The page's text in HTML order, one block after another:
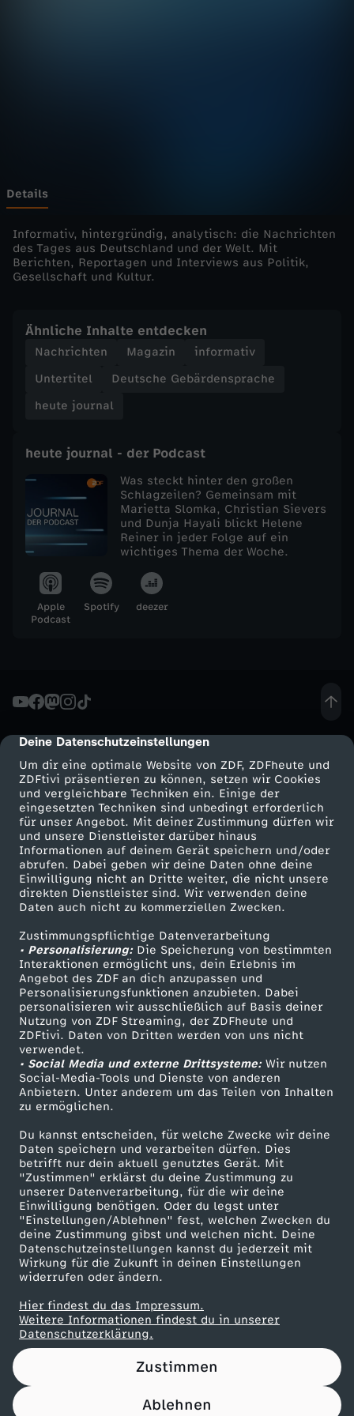
cmp-dialog-description
Deine Datenschutzeinstellungen
Um dir eine optimale Website von ZDF, ZDFheute und
ZDFtivi präsentieren zu können, setzen wir Cookies
und vergleichbare Techniken ein. Einige der
eingesetzten Techniken sind unbedingt erforderlich
für unser Angebot. Mit deiner Zustimmung dürfen wir
und unsere Dienstleister darüber hinaus
Informationen auf deinem Gerät speichern und/oder
abrufen. Dabei geben wir deine Daten ohne deine
Einwilligung nicht an Dritte weiter, die nicht unsere
direkten Dienstleister sind. Wir verwenden deine
Daten auch nicht zu kommerziellen Zwecken.
Zustimmungspflichtige Datenverarbeitung
• Personalisierung:Die Speicherung von bestimmten
Interaktionen ermöglicht uns, dein Erlebnis im
Angebot des ZDF an dich anzupassen und
Personalisierungsfunktionen anzubieten. Dabei
personalisieren wir ausschließlich auf Basis deiner
Nutzung von ZDF Streaming, der ZDFheute und
ZDFtivi. Daten von Dritten werden von uns nicht
verwendet.
• Social Media und externe Drittsysteme:Wir nutzen
Social-Media-Tools und Dienste von anderen
Anbietern. Unter anderem um das Teilen von Inhalten
zu ermöglichen.
Du kannst entscheiden, für welche Zwecke wir deine
Daten speichern und verarbeiten dürfen. Dies
betrifft nur dein aktuell genutztes Gerät. Mit
"Zustimmen" erklärst du deine Zustimmung zu
unserer Datenverarbeitung, für die wir deine
Einwilligung benötigen. Oder du legst unter
"Einstellungen/Ablehnen" fest, welchen Zwecken du
deine Zustimmung gibst und welchen nicht. Deine
Datenschutzeinstellungen kannst du jederzeit mit
Wirkung für die Zukunft in deinen Einstellungen
widerrufen oder ändern.
Hier findest du das Impressum.
Weitere Informationen findest du in unserer
Datenschutzerklärung.
Zustimmen
Ablehnen
-
h
e
t
e
o
u
r
n
a
v
o
m
9
.
N
o
v
e
m
b
e
r
2
0
2
4
Details
Informativ, hintergründig, analytisch: die Nachrichten
des Tages aus Deutschland und der Welt. Mit
Berichten, Reportagen und Interviews aus Politik,
Gesellschaft und Kultur.
Ähnliche Inhalte entdecken
Nachrichten Magazin
informativ
Untertitel
Deutsche Gebärdensprache
heute journal
heute journal - der Podcast
Was steckt hinter den großen
Schlagzeilen? Gemeinsam mit
Marietta Slomka, Christian Sievers
und Dunja Hayali blickt Helene
Reiner in jeder Folge auf ein
wichtiges Thema der Woche.
Apple
Podcast
Spotify deezer
Mehr ZDF
ZDF-Apps
Smart TV
ZDFtext
Livestreams
Sendungen A-Z
TV-Programm
Service
ZDFmitreden
Kontakt zum ZDF
Tickets
Zuschauerservice
Hilfe
ZDF Unternehmen
Karriere
ZDF goes Schule
Werbefernsehen
Mainzelmännchen
Partner